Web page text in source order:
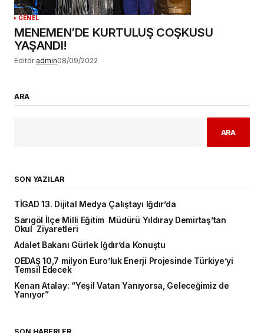
GENEL
MENEMEN’DE KURTULUŞ COŞKUSU
YAŞANDI!
Editör admin08/09/2022
ARA
ARA
SON YAZILAR
TİGAD 13. Dijital Medya Çalıştayı Iğdır’da
Sarıgöl İlçe Milli Eğitim Müdürü Yıldıray Demirtaş’tan
Okul Ziyaretleri
Adalet Bakanı Gürlek Iğdır’da Konuştu
OEDAŞ 10,7 milyon Euro’luk Enerji Projesinde Türkiye’yi
Temsil Edecek
Kenan Atalay: “Yeşil Vatan Yanıyorsa, Geleceğimiz de
Yanıyor”